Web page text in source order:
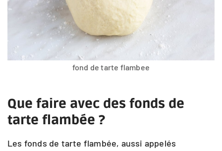
fond de tarte flambee
Que faire avec des fonds de
tarte flambée ?
Les fonds de tarte flambée, aussi appelés